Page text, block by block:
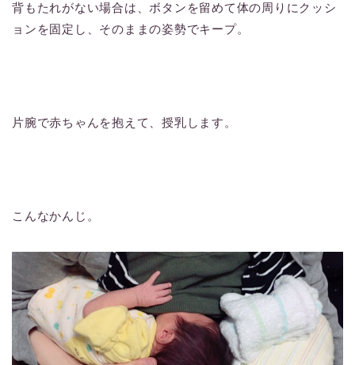
背もたれがない場合は、ボタンを留めて体の周りにクッシ
ョンを固定し、そのままの姿勢でキープ。
片腕で赤ちゃんを抱えて、授乳します。
こんなかんじ。